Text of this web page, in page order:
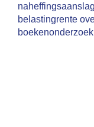
belastingrente